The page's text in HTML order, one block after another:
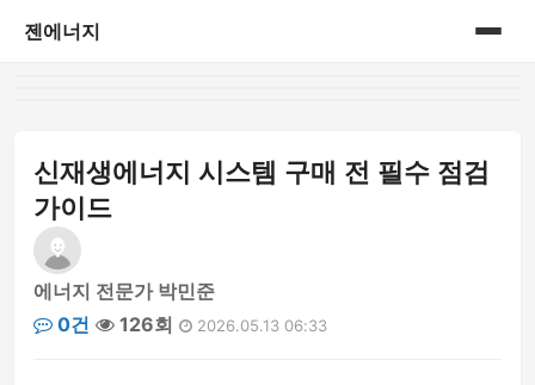
젠에너지
신재생에너지 시스템 구매 전 필수 점검
가이드
에너지 전문가 박민준
0건
126회 2026.05.13 06:33